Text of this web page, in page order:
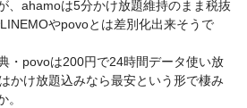
、ahamoは5分かけ放題維持のまま税抜
やpovoとは差別化出来そうで
・povoは200円で24時間データ使い放
かけ放題込みなら最安という形で棲み
。